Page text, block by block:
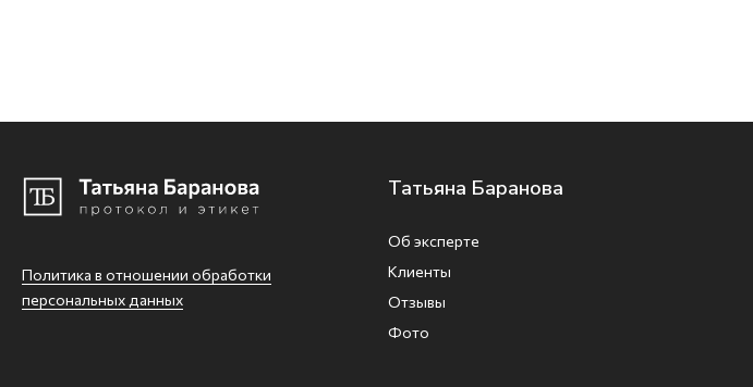
Политика в отношении обработки
персональных данных
Татьяна Баранова
Об эксперте
Клиенты
Отзывы
Фото